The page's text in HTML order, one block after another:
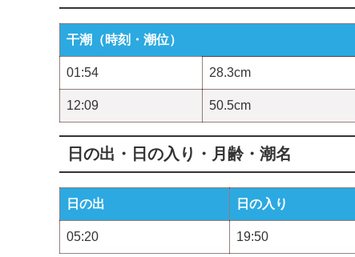
干潮（時刻・潮位）
01:54 28.3cm
12:09 50.5cm
日の出・日の入り・月齢・潮名
日の出 日の入り
05:20 19:50